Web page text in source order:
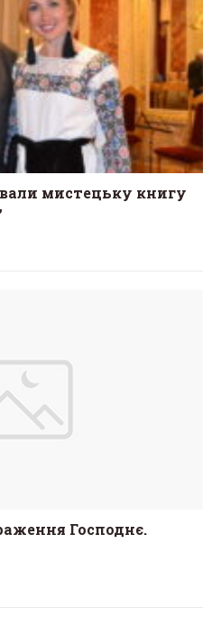
мистецьку книгу
Господнє.